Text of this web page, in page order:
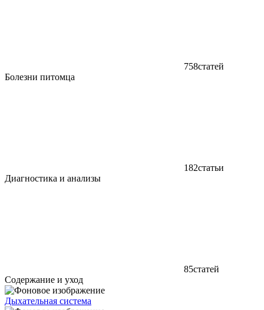
758статей
Болезни питомца
182статьи
Диагностика и анализы
85статей
Содержание и уход
Дыхательная система